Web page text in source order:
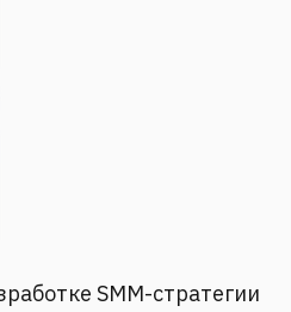
SMM-стратегии